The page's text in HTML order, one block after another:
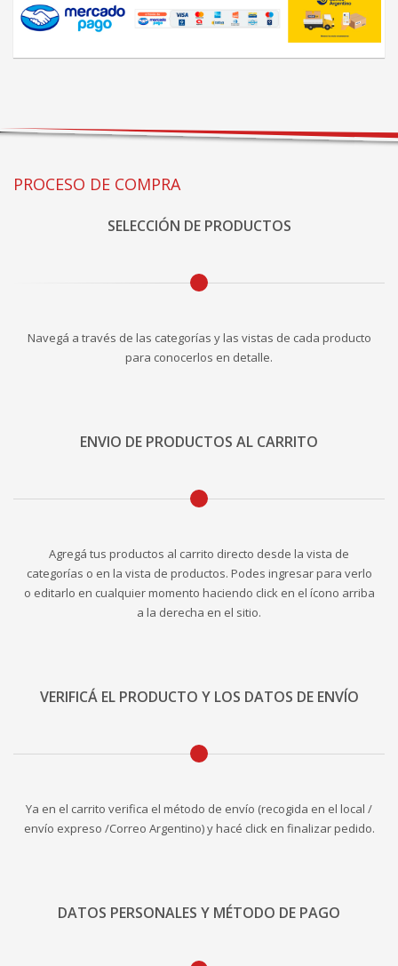
PROCESO DE COMPRA
SELECCIÓN DE PRODUCTOS
Navegá a través de las categorías y las vistas de cada producto
para conocerlos en detalle.
ENVIO DE PRODUCTOS AL CARRITO
Agregá tus productos al carrito directo desde la vista de
categorías o en la vista de productos. Podes ingresar para verlo
o editarlo en cualquier momento haciendo click en el ícono arriba
a la derecha en el sitio.
VERIFICÁ EL PRODUCTO Y LOS DATOS DE ENVÍO
Ya en el carrito verifica el método de envío (recogida en el local /
envío expreso /Correo Argentino) y hacé click en finalizar pedido.
DATOS PERSONALES Y MÉTODO DE PAGO